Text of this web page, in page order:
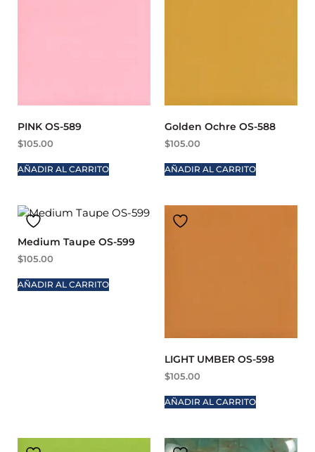
PINK OS-589
$105.00
AÑADIR AL CARRITO
Golden Ochre OS-588
$105.00
AÑADIR AL CARRITO
Medium Taupe OS-599
$105.00
AÑADIR AL CARRITO
LIGHT UMBER OS-598
$105.00
AÑADIR AL CARRITO